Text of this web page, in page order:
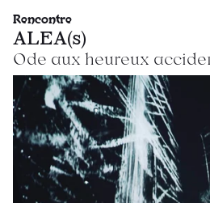
Rencontre
ALEA(s)
Ode aux heureux